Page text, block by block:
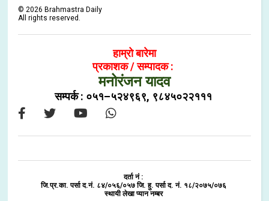
©2026 Brahmastra Daily
All rights reserved.
हाम्रो बारेमा
प्रकाशक / सम्पादक :
मनोरंजन यादव
सम्पर्क : ०५१–५२४९६९, ९८४५०२२१११
दर्ता नं :
जि.प्र.का. पर्सा द.नं. ८४/०५६/०५७ जि. हु. पर्सा द. नं. १८/२०७५/०७६
स्थायी लेखा प्यान नम्बर